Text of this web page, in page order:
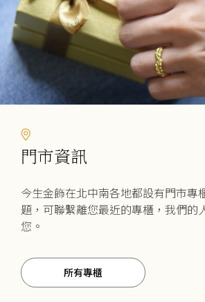
門市資訊
今生金飾在北中南各地都設有門市專
題，可聯繫離您最近的專櫃，我們的
您。
所有專櫃